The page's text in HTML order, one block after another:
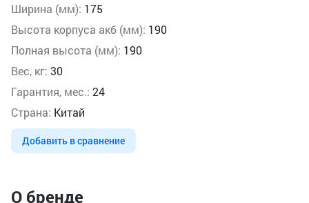
Ширина (мм): 175
Высота корпуса акб (мм): 190
Полная высота (мм): 190
Вес, кг: 30
Гарантия, мес.: 24
Страна: Китай
Добавить в сравнение
О бренде